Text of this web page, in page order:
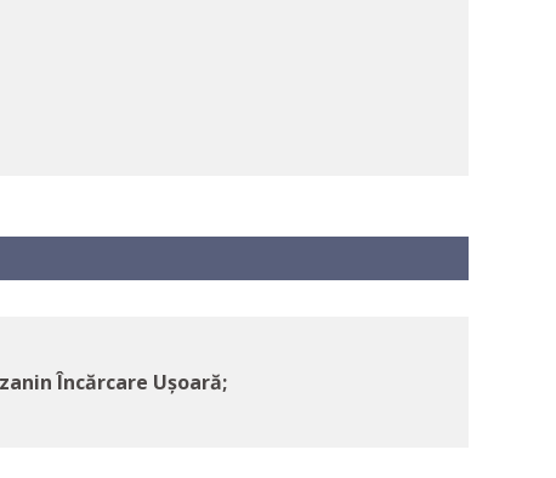
Încărcare Ușoară;